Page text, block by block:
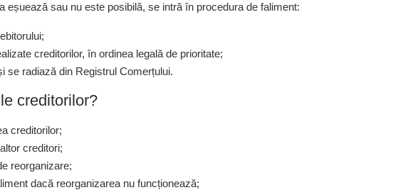
eșuează sau nu este posibilă, se intră în procedura de faliment:
creditorilor, în ordinea legală de prioritate;
se radiază din Registrul Comerțului.
creditorilor?
creditorilor;
creditori;
reorganizare;
dacă reorganizarea nu funcționează;